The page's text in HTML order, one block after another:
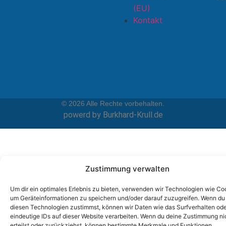
Zustimmung verwalten
Um dir ein optimales Erlebnis zu bieten, verwenden wir Technologien wie
um Geräteinformationen zu speichern und/oder darauf zuzugreifen. Wenn du
diesen Technologien zustimmst, können wir Daten wie das Surfverhalten
eindeutige IDs auf dieser Website verarbeiten. Wenn du deine Zustimmung
(EU)
Kontakt
© 2026 Alle Rechte vorbehalten.
powerd by Burkhard-Krull.de